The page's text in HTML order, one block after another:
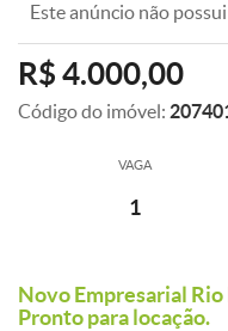
Este anúncio não
R$ 4.000,00
Código do imóvel:
VAGA
1
Novo Empresarial Rio
Pronto para locação.